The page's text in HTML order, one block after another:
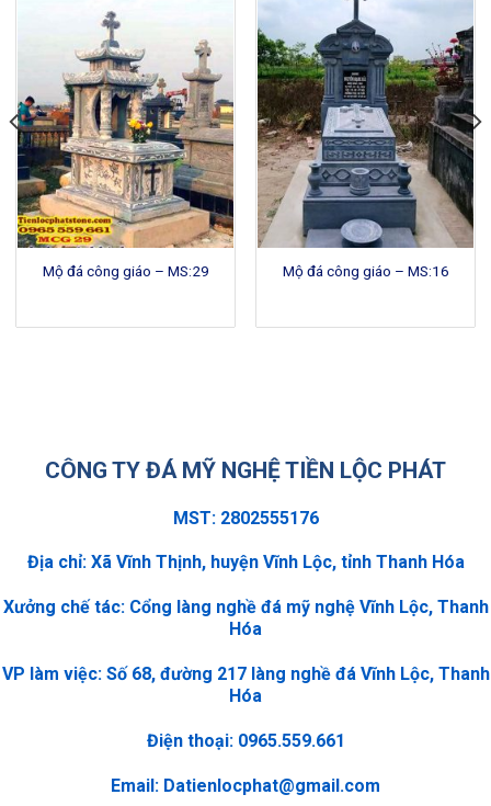
Mộ đá công giáo – MS:29 Mộ đá công giáo – MS:16
CÔNG TY ĐÁ MỸ NGHỆ TIỀN LỘC PHÁT
MST: 2802555176
Địa chỉ: Xã Vĩnh Thịnh, huyện Vĩnh Lộc, tỉnh Thanh Hóa
Xưởng chế tác: Cổng làng nghề đá mỹ nghệ Vĩnh Lộc, Thanh
Hóa
VP làm việc: Số 68, đường 217 làng nghề đá Vĩnh Lộc, Thanh
Hóa
Điện thoại: 0965.559.661
Email: Datienlocphat@gmail.com